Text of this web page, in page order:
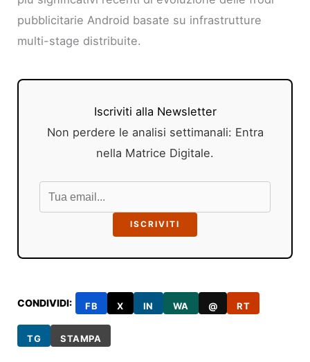
pubblicitarie Android basate su infrastrutture
multi-stage distribuite.
Iscriviti alla Newsletter
Non perdere le analisi settimanali: Entra
nella Matrice Digitale.
ISCRIVITI
CONDIVIDI: FB X IN WA @ RT
TG STAMPA